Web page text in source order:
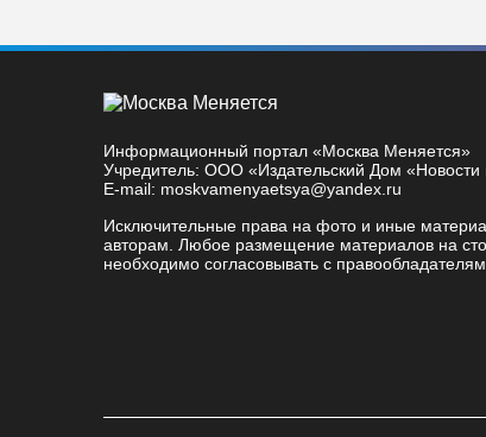
Информационный портал «Москва Меняется»
Учредитель: ООО «Издательский Дом «Новости
E-mail: moskvamenyaetsya@yandex.ru
Исключительные права на фото и иные
авторам. Любое размещение материалов на
необходимо согласовывать с правообладателям.